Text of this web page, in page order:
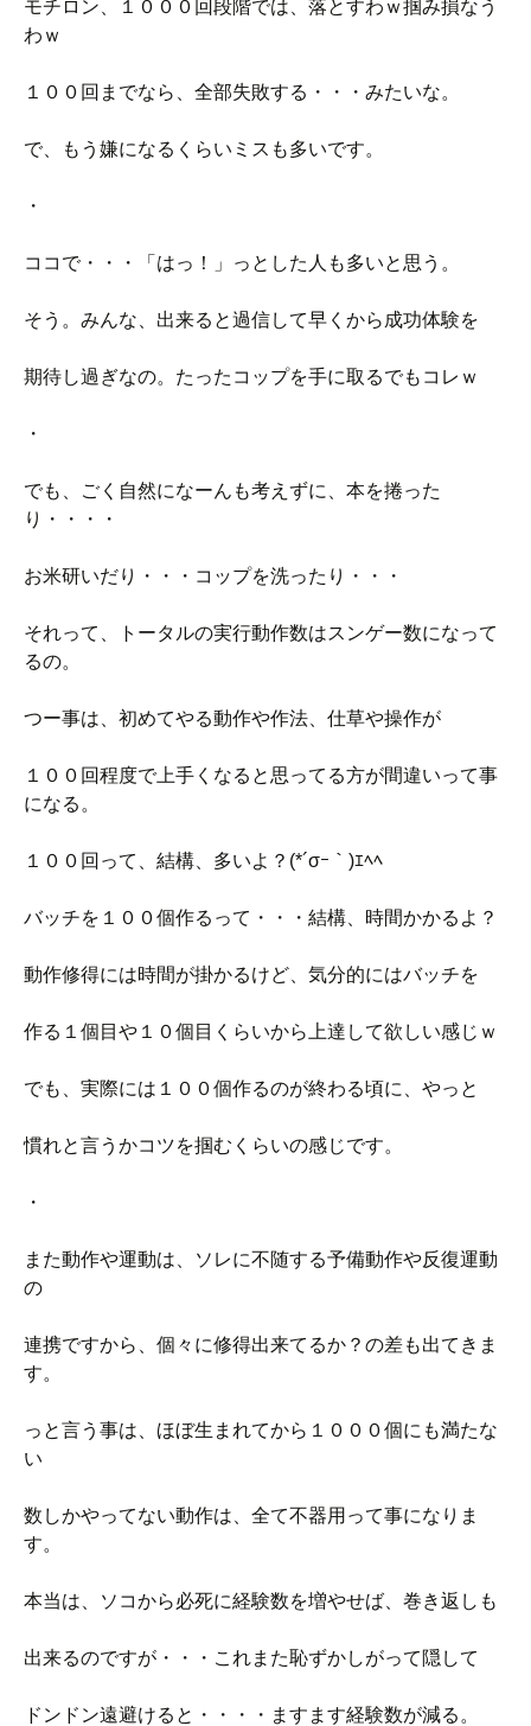
モチロン、１０００回段階では、落とすわｗ掴み損なう
わｗ
１００回までなら、全部失敗する・・・みたいな。
で、もう嫌になるくらいミスも多いです。
・
ココで・・・「はっ！」っとした人も多いと思う。
そう。みんな、出来ると過信して早くから成功体験を
期待し過ぎなの。たったコップを手に取るでもコレｗ
・
でも、ごく自然になーんも考えずに、本を捲った
り・・・・
お米研いだり・・・コップを洗ったり・・・
それって、トータルの実行動作数はスンゲー数になって
るの。
つー事は、初めてやる動作や作法、仕草や操作が
１００回程度で上手くなると思ってる方が間違いって事
になる。
１００回って、結構、多いよ？(*´σｰ｀)ｴﾍﾍ
バッチを１００個作るって・・・結構、時間かかるよ？
動作修得には時間が掛かるけど、気分的にはバッチを
作る１個目や１０個目くらいから上達して欲しい感じｗ
でも、実際には１００個作るのが終わる頃に、やっと
慣れと言うかコツを掴むくらいの感じです。
・
また動作や運動は、ソレに不随する予備動作や反復運動
の
連携ですから、個々に修得出来てるか？の差も出てきま
す。
っと言う事は、ほぼ生まれてから１０００個にも満たな
い
数しかやってない動作は、全て不器用って事になりま
す。
本当は、ソコから必死に経験数を増やせば、巻き返しも
出来るのですが・・・これまた恥ずかしがって隠して
ドンドン遠避けると・・・・ますます経験数が減る。